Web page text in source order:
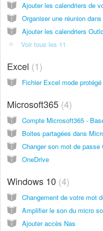
Ajouter les calendriers de
Organiser une réunion
Ajouter les calendriers
Voir tous les 11
Excel 1
Fichier Excel mode protégé
Microsoft365 4
Compte Microsoft365 -
Boites partagées dans
Changer son mot de passe
OneDrive
Windows 10 4
Changement de votre mot
Amplifier le son du micro
Ajouter accès Nas